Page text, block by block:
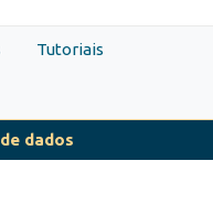
Tutoriais
dados